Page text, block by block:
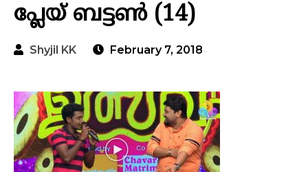
പ്ലേയ് ബട്ടൺ (14)
Shyjil KK February 7, 2018